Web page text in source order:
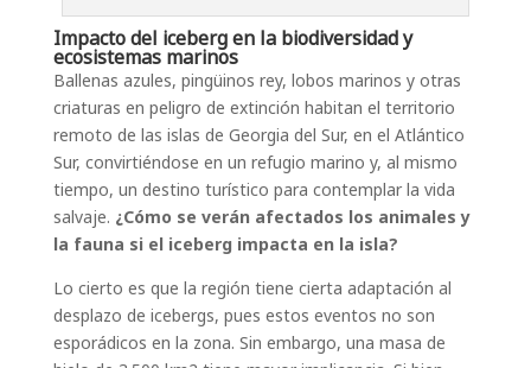
Impacto del iceberg en la biodiversidad y
ecosistemas marinos
Ballenas azules, pingüinos rey, lobos marinos y otras
criaturas en peligro de extinción habitan el territorio
remoto de las islas de Georgia del Sur, en el Atlántico
Sur, convirtiéndose en un refugio marino y, al mismo
tiempo, un destino turístico para contemplar la vida
salvaje. ¿Cómo se verán afectados los animales y
la fauna si el iceberg impacta en la isla?
Lo cierto es que la región tiene cierta adaptación al
desplazo de icebergs, pues estos eventos no son
esporádicos en la zona. Sin embargo, una masa de